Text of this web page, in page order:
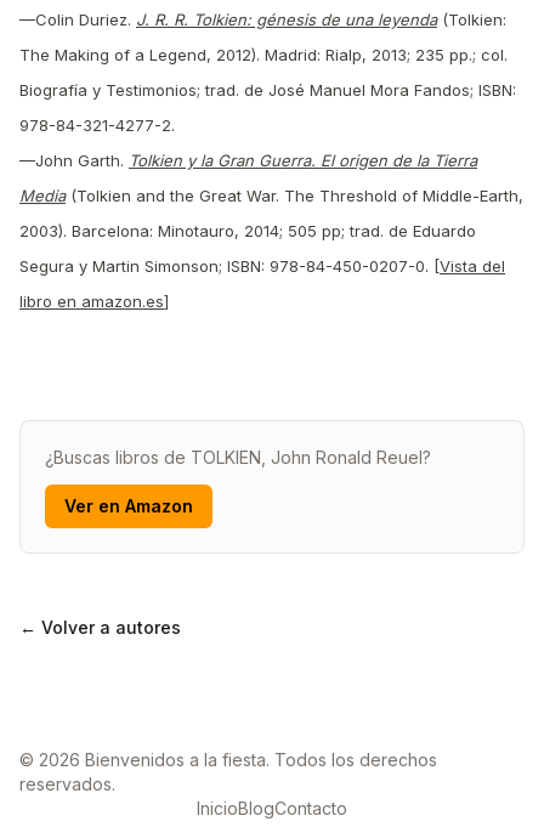
—Colin Duriez. J. R. R. Tolkien: génesis de una leyenda(Tolkien:
The Making of a Legend, 2012). Madrid: Rialp, 2013; 235 pp.; col.
Biografía y Testimonios; trad. de José Manuel Mora Fandos; ISBN:
978-84-321-4277-2.
—John Garth. Tolkien y la Gran Guerra. El origen de la Tierra
Media(Tolkien and the Great War. The Threshold of Middle-Earth,
2003). Barcelona: Minotauro, 2014; 505 pp; trad. de Eduardo
Segura y Martin Simonson; ISBN: 978-84-450-0207-0. [Vista del
libro en amazon.es]
¿Buscas libros de TOLKIEN, John Ronald Reuel?
Ver en Amazon
← Volver a autores
© 2026 Bienvenidos a la fiesta. Todos los derechos
reservados.
InicioBlogContacto